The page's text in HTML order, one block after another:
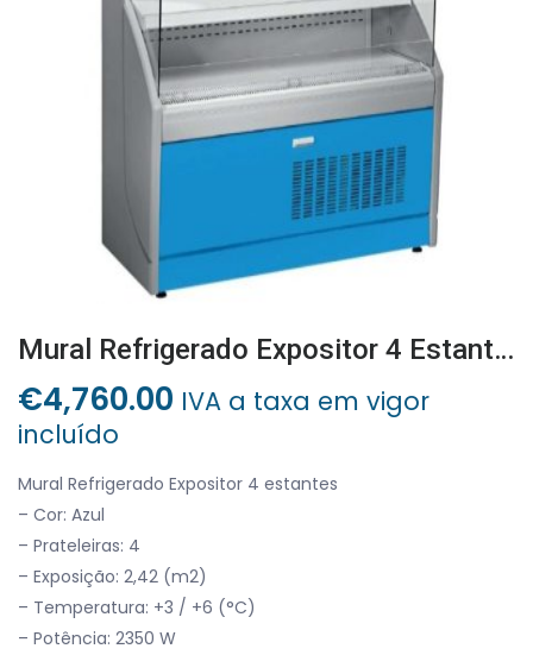
Mural Refrigerado Expositor 4 Estantes
€4,760.00 IVA a taxa em vigor
incluído
Mural Refrigerado Expositor 4 estantes
– Cor: Azul
– Prateleiras: 4
– Exposição: 2,42 (m2)
– Temperatura: +3 / +6 (°C)
– Potência: 2350 W